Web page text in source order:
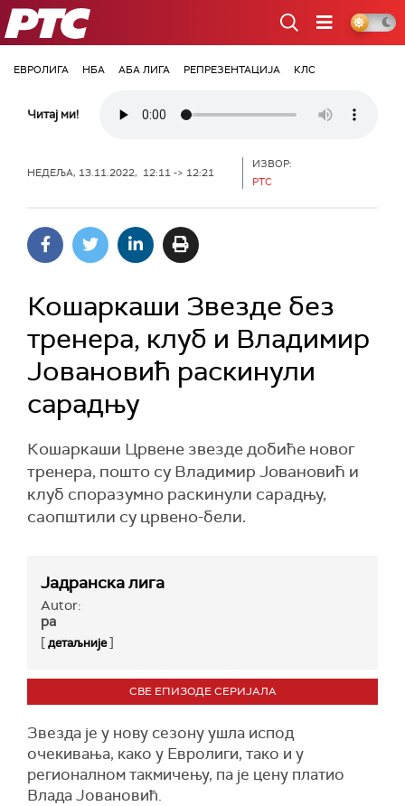
РТС
ЕВРОЛИГА НБА АБА ЛИГА РЕПРЕЗЕНТАЦИЈА КЛС
Читај ми!
НЕДЕЉА, 13.11.2022, 12:11 -> 12:21
ИЗВОР:
РТС
Кошаркаши Звезде без
тренера, клуб и Владимир
Јовановић раскинули
сарадњу
Кошаркаши Црвене звезде добиће новог
тренера, пошто су Владимир Јовановић и
клуб споразумно раскинули сарадњу,
саопштили су црвено-бели.
Јадранска лига
Autor:
ра
[детаљније]
СВЕ ЕПИЗОДЕ СЕРИЈАЛА
Звезда је у нову сезону ушла испод
очекивања, како у Евролиги, тако и у
регионалном такмичењу, па је цену платио
Влада Јовановић.